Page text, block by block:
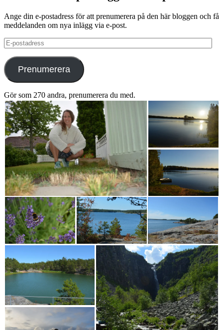
Ange din e-postadress för att prenumerera på den här bloggen och få
meddelanden om nya inlägg via e-post.
E-
postadress
Prenumerera
Gör som 270 andra, prenumerera du med.